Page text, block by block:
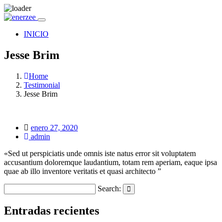
INICIO
Jesse Brim
Home
Testimonial
Jesse Brim
Posted
on
enero 27, 2020
admin
«Sed ut perspiciatis unde omnis iste natus error sit voluptatem
accusantium doloremque laudantium, totam rem aperiam, eaque ipsa
quae ab illo inventore veritatis et quasi architecto ”
Search:
Entradas recientes